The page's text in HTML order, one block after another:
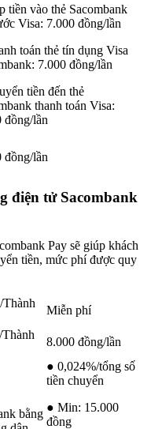
tiền vào thẻ Sacombank
Visa: 7.000 đồng/lần
toán thẻ tín dụng Visa
7.000 đồng/lần
tiền đến thẻ
thanh toán Visa:
đồng/lần
đồng/lần
điện tử Sacombank
Pay sẽ giúp khách
tiền, mức phí được quy
Miễn phí
8.000 đồng/lần
bằng
● 0,024%/tổng số
tiền chuyển
● Min: 15.000
đồng